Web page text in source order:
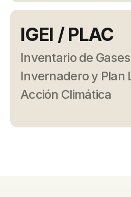
IGEI / PLAC
Inventario de
Invernadero y Plan
Acción Climática